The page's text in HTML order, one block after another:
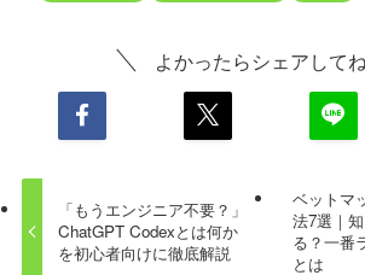
よかったらシェアしてね
「もうエンジニア不要？」
ChatGPT Codexとは何か
を初心者向けに徹底解説
ベットマ
法7選｜
る？一番
とは